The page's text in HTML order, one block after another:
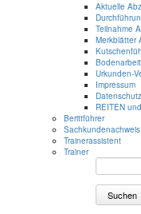
Aktuelle
Teilnahme
Merkblätter
Bodenarbeit
Urkunden-
Impressum
Datenschutz
REITEN
Berittführer
Sachkundenachweis
Trainerassistent
Trainer
Suchen